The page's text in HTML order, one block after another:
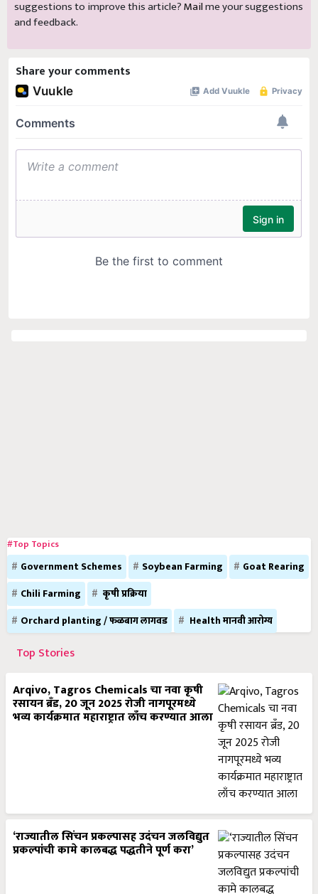
suggestions to improve this article?Mailme your suggestions
and feedback.
Share your comments
#Top Topics
Government Schemes Soybean Farming
Goat Rearing
Chili Farming
कृषी प्रक्रिया
Orchard planting / फळबाग लागवड
Health मानवी आरोग्य
Top Stories
Arqivo, Tagros Chemicals चा नवा कृषी
रसायन ब्रँड, 20 जून 2025 रोजी नागपूरमध्ये
भव्य कार्यक्रमात महाराष्ट्रात लाँच करण्यात आला
‘राज्यातील सिंचन प्रकल्पासह उदंचन जलविद्युत
प्रकल्पांची कामे कालबद्ध पद्धतीने पूर्ण करा’